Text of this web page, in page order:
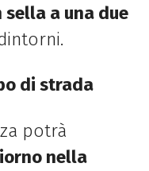
a una due
di strada
potrà
nella